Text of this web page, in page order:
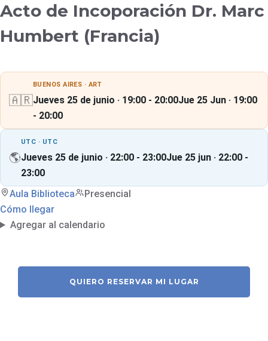
Acto de Incoporación Dr. Marc
Humbert (Francia)
🇦🇷
BUENOS AIRES · ART
Jueves 25 de junio · 19:00 - 20:00Jue 25 Jun · 19:00
- 20:00
🌎
UTC · UTC
Jueves 25 de junio · 22:00 - 23:00Jue 25 jun · 22:00 -
23:00
Aula Biblioteca
Presencial
Cómo llegar
Agregar al calendario
QUIERO RESERVAR MI LUGAR